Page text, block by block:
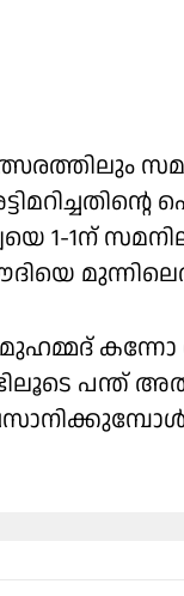
കന്നോ
പന്ത്